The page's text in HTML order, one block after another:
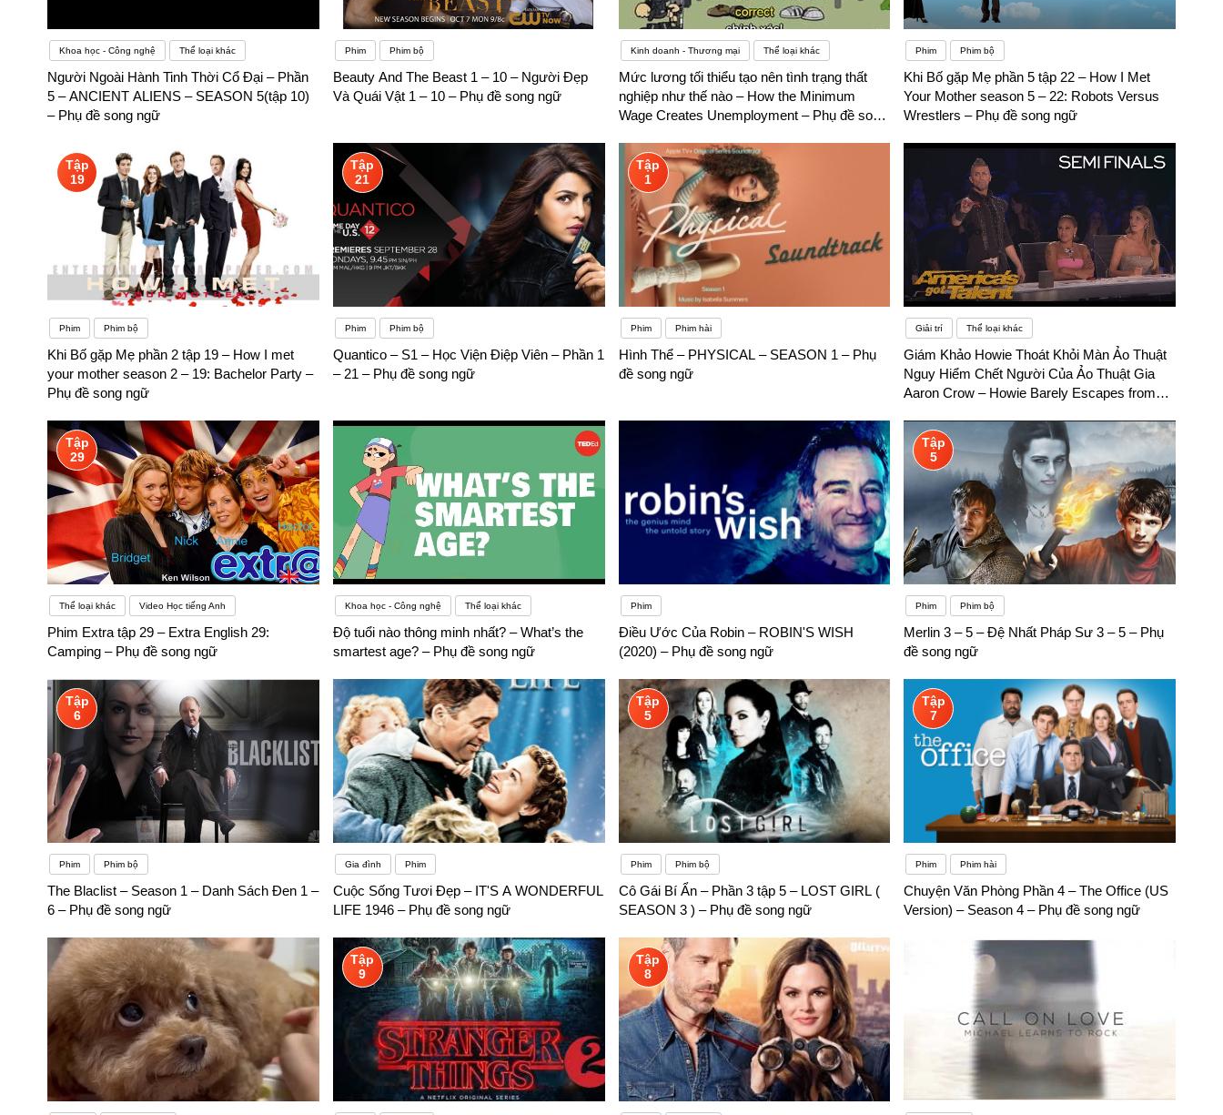
Khoa học - Công nghệ Thể loại khác
Người Ngoài Hành Tinh Thời Cổ Đại – Phần
5 – ANCIENT ALIENS – SEASON 5(tập 10)
– Phụ đề song ngữ
Phim Phim bộ
Beauty And The Beast 1 – 10 – Người Đẹp
Và Quái Vật 1 – 10 – Phụ đề song ngữ
Kinh doanh - Thương mại Thể loại khác
Mức lương tối thiểu tạo nên tình trạng thất
nghiệp như thế nào – How the Minimum
Wage Creates Unemployment – Phụ đề song
Phim Phim bộ
Khi Bố gặp Mẹ phần 5 tập 22 – How I Met
Your Mother season 5 – 22: Robots Versus
Wrestlers – Phụ đề song ngữ
Tập
19
Phim Phim bộ
Khi Bố gặp Mẹ phần 2 tập 19 – How I met
your mother season 2 – 19: Bachelor Party –
Phụ đề song ngữ
Tập
21
Phim Phim bộ
Quantico – S1 – Học Viện Điệp Viên – Phần 1
– 21 – Phụ đề song ngữ
Tập
1
Phim Phim hài
Hình Thể – PHYSICAL – SEASON 1 – Phụ
đề song ngữ
Giải trí Thể loại khác
Giám Khảo Howie Thoát Khỏi Màn Ảo Thuật
Nguy Hiểm Chết Người Của Ảo Thuật Gia
Aaron Crow – Howie Barely Escapes from
đề song ngữ
Tập
29
Thể loại khác Video Học tiếng Anh
Phim Extra tập 29 – Extra English 29:
Camping – Phụ đề song ngữ
Khoa học - Công nghệ Thể loại khác
Độ tuổi nào thông minh nhất? – What’s the
smartest age? – Phụ đề song ngữ
Phim
Điều Ước Của Robin – ROBIN'S WISH
(2020) – Phụ đề song ngữ
Tập
5
Phim Phim bộ
Merlin 3 – 5 – Đệ Nhất Pháp Sư 3 – 5 – Phụ
đề song ngữ
Tập
6
Phim Phim bộ
The Blaclist – Season 1 – Danh Sách Đen 1 –
6 – Phụ đề song ngữ
Gia đình Phim
Cuộc Sống Tươi Đẹp – IT'S A WONDERFUL
LIFE 1946 – Phụ đề song ngữ
Tập
5
Phim Phim bộ
Cô Gái Bí Ẩn – Phần 3 tập 5 – LOST GIRL (
SEASON 3 ) – Phụ đề song ngữ
Tập
7
Phim Phim hài
Chuyện Văn Phòng Phần 4 – The Office (US
Version) – Season 4 – Phụ đề song ngữ
Tập
9
Tập
8